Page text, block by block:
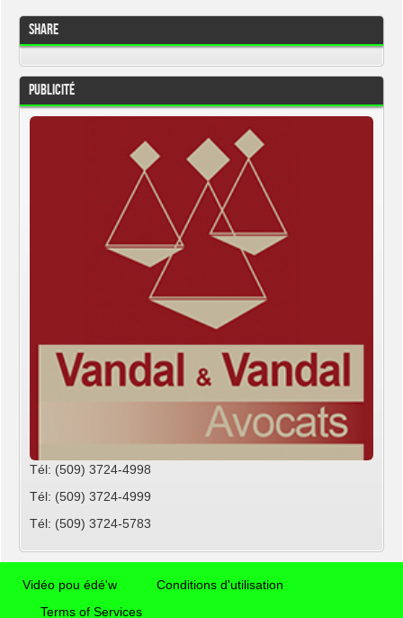
Share
Publicité
Tél: (509) 3724-4998
Tél: (509) 3724-4999
Tél: (509) 3724-5783
Vidéo pou édé'w
Conditions d'utilisation
Terms of Services